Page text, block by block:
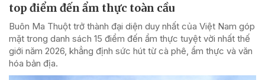
top điểm đến ẩm thực toàn cầu
Buôn Ma Thuột trở thành đại diện duy nhất của Việt Nam góp
mặt trong danh sách 15 điểm đến ẩm thực tuyệt vời nhất thế
giới năm 2026, khẳng định sức hút từ cà phê, ẩm thực và văn
hóa bản địa.